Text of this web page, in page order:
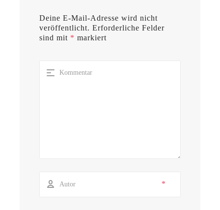
Deine E-Mail-Adresse wird nicht
veröffentlicht. Erforderliche Felder
sind mit * markiert
*